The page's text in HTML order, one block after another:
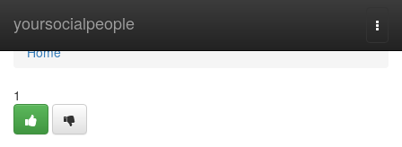
yoursocialpeople
Home
Home
1